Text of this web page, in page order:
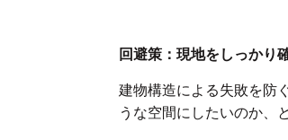
回避策：現地をしっかり
建物構造による失敗を防
うな空間にしたいのか、